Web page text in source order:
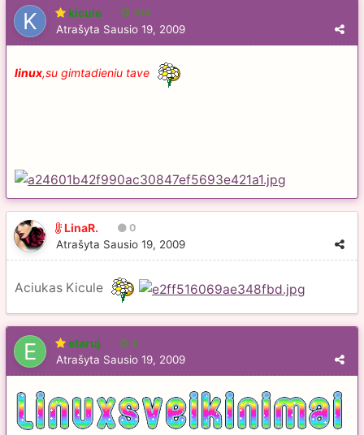
kicule 104
Atrašyta Sausio 19, 2009
linux,su gimtadieniu tave
LinaR. 0
Atrašyta Sausio 19, 2009
Aciukas Kicule
etaruj 4
Atrašyta Sausio 19, 2009